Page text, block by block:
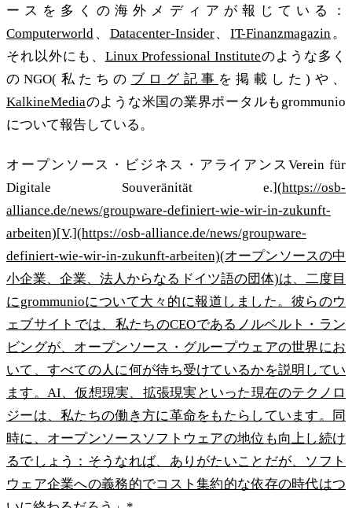
ースを多くの海外メディアが報じている：
Computerworld 、 Datacenter-Insider、IT-Finanzmagazin。
それ以外にも、 Linux Professional Instituteのような多く
のNGO(私たちの ブログ記事 を掲載した)や、
KalkineMediaのような米国の業界ポータルもgrommunio
について報告している。
オープンソース・ビジネス・アライアンスVerein für
Digitale Souveränität e.](https://osb-
alliance.de/news/groupware-definiert-wie-wir-in-zukunft-
arbeiten)[V.](https://osb-alliance.de/news/groupware-
definiert-wie-wir-in-zukunft-arbeiten)(オープンソースの中
小企業、企業、法人からなるドイツ語の団体)は、二度目
にgrommunioについて大々的に報道しました。彼らのウ
ェブサイトでは、私たちのCEOであるノルベルト・ラン
ビングが、オープンソース・グループウェアの世界にお
いて、すべての人に何が待ち受けているかを説明してい
ます。AI、仮想現実、拡張現実といった現在のテクノロ
ジーは、私たちの働き方に革命をもたらしています。同
時に、オープンソースソフトウェアの地位も向上し続け
るでしょう：そうなれば、ありがたいことだが、ソフト
ウェア企業への義務的でコスト集約的な依存の時代はつ